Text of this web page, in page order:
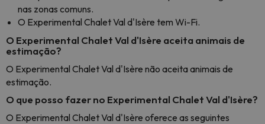
nas zonas comuns.
O Experimental Chalet Val d'Isère tem Wi-Fi.
O Experimental Chalet Val d'Isère aceita animais de
estimação?
O Experimental Chalet Val d'Isère não aceita animais de
estimação.
O que posso fazer no Experimental Chalet Val d'Isère?
O Experimental Chalet Val d'Isère oferece as seguintes